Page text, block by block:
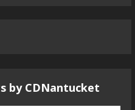
by ‎CDNantucket